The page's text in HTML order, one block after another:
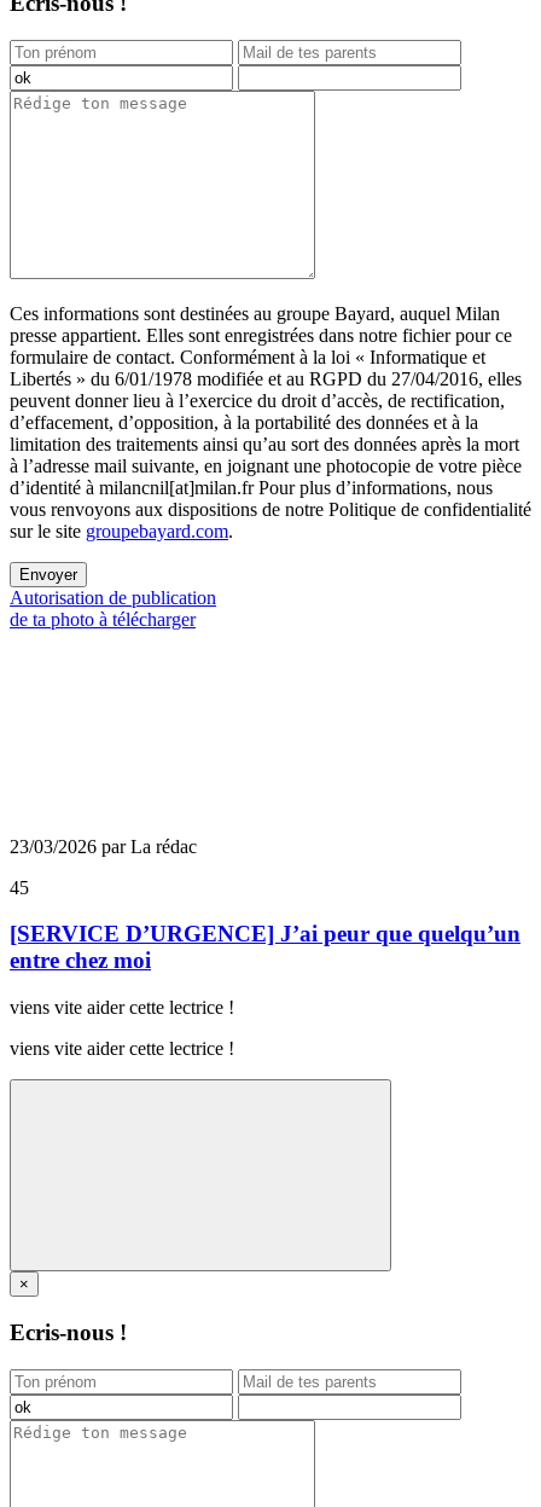
Ces informations sont destinées au groupe Bayard, auquel Milan
presse appartient. Elles sont enregistrées dans notre fichier pour ce
formulaire de contact. Conformément à la loi « Informatique et
Libertés » du 6/01/1978 modifiée et au RGPD du 27/04/2016, elles
peuvent donner lieu à l’exercice du droit d’accès, de rectification,
d’effacement, d’opposition, à la portabilité des données et à la
limitation des traitements ainsi qu’au sort des données après la mort
à l’adresse mail suivante, en joignant une photocopie de votre pièce
d’identité à milancnil[at]milan.fr Pour plus d’informations, nous
vous renvoyons aux dispositions de notre Politique de confidentialité
sur le site groupebayard.com.
Envoyer
Autorisation de publication
de ta photo à télécharger
23/03/2026 par La rédac
45
[SERVICE D’URGENCE] J’ai peur que quelqu’un
entre chez moi
viens vite aider cette lectrice !
viens vite aider cette lectrice !
×
Ecris-nous !